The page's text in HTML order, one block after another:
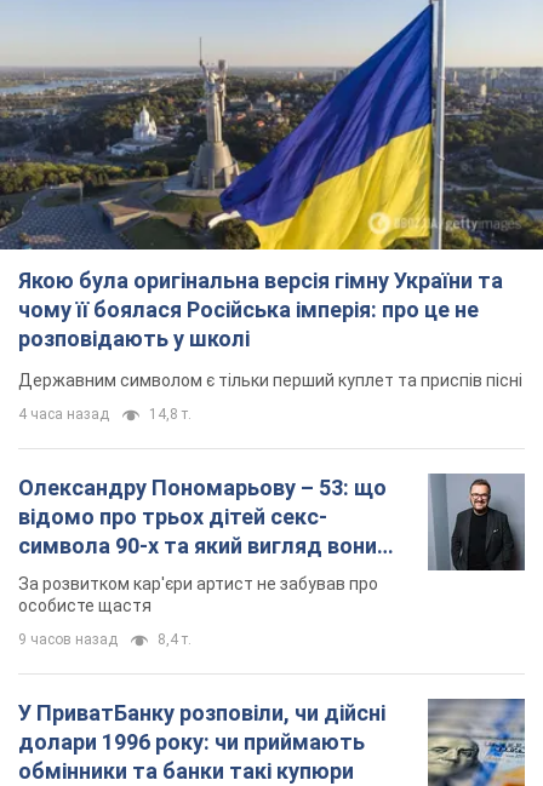
Якою була оригінальна версія гімну України та
чому її боялася Російська імперія: про це не
розповідають у школі
Державним символом є тільки перший куплет та приспів пісні
4 часа назад 14,8 т.
Олександру Пономарьову – 53: що
відомо про трьох дітей секс-
символа 90-х та який вигляд вони
мають
За розвитком кар'єри артист не забував про
особисте щастя
9 часов назад 8,4 т.
У ПриватБанку розповіли, чи дійсні
долари 1996 року: чи приймають
обмінники та банки такі купюри